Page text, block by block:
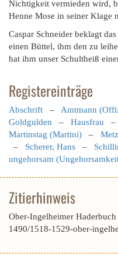
Nichtigkeit vermieden wird,
Henne Mose in seiner Klage
Caspar Schneider beklagt
einen Büttel, ihm den zu
hat ihm unser Schultheiß
Registereinträge
Abschrift – Amtmann
Goldgulden – Hausfrau –
Martinstag (Martini) –
– Scherer, Hans –
ungehorsam
Zitierhinweis
Ober-Ingelheimer
1490/1518-1529-ober-